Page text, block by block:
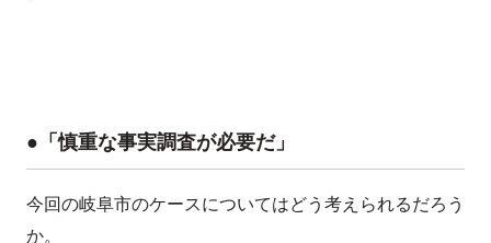
●「慎重な事実調査が必要だ」
今回の岐阜市のケースについてはどう考えられるだろう
か。